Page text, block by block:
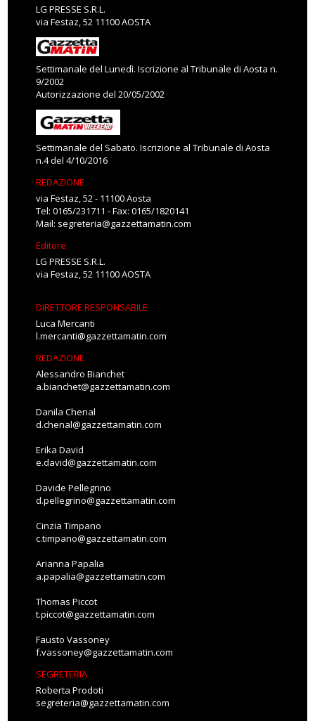
LG PRESSE S.R.L.
via Festaz, 52 11100 AOSTA
Settimanale del Lunedì. Iscrizione al Tribunale di Aosta n.
9/2002
Autorizzazione del 20/05/2002
Settimanale del Sabato. Iscrizione al Tribunale di Aosta
n.4 del 4/10/2016
REDAZIONE
via Festaz, 52 - 11100 Aosta
Tel: 0165/231711 - Fax: 0165/1820141
Mail: segreteria@gazzettamatin.com
Editore
LG PRESSE S.R.L.
via Festaz, 52 11100 AOSTA
DIRETTORE RESPONSABILE
Luca Mercanti
l.mercanti@gazzettamatin.com
REDAZIONE
Alessandro Bianchet
a.bianchet@gazzettamatin.com
Danila Chenal
d.chenal@gazzettamatin.com
Erika David
e.david@gazzettamatin.com
Davide Pellegrino
d.pellegrino@gazzettamatin.com
Cinzia Timpano
c.timpano@gazzettamatin.com
Arianna Papalia
a.papalia@gazzettamatin.com
Thomas Piccot
t.piccot@gazzettamatin.com
Fausto Vassoney
f.vassoney@gazzettamatin.com
SEGRETERIA
Roberta Prodoti
segreteria@gazzettamatin.com